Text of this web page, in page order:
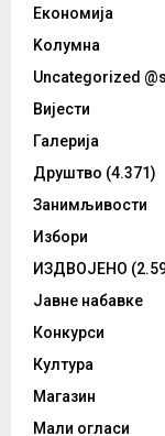
Eкономија
Kолумнa
Uncategorized
Вијести
Галерија
Друштво (4.371)
Занимљивости
Избори
ИЗДВОЈЕНО
Јавне набавке
Конкурси
Култура
Магазин
Мали огласи